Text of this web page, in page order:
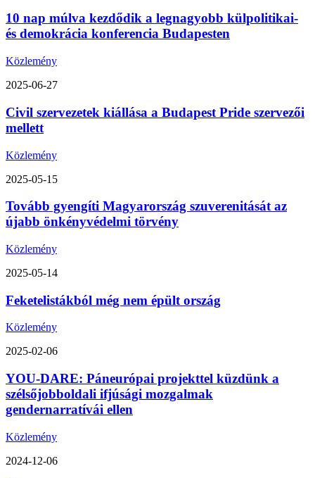
10 nap múlva kezdődik a legnagyobb külpolitikai-
és demokrácia konferencia Budapesten
Közlemény
2025-06-27
Civil szervezetek kiállása a Budapest Pride szervezői
mellett
Közlemény
2025-05-15
Tovább gyengíti Magyarország szuverenitását az
újabb önkényvédelmi törvény
Közlemény
2025-05-14
Feketelistákból még nem épült ország
Közlemény
2025-02-06
YOU-DARE: Páneurópai projekttel küzdünk a
szélsőjobboldali ifjúsági mozgalmak
gendernarratívái ellen
Közlemény
2024-12-06